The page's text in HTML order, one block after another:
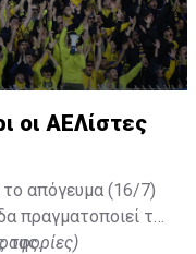
οι ΑΕΛίστες
απόγευμα (16/7)
πραγματοποιεί το
της.